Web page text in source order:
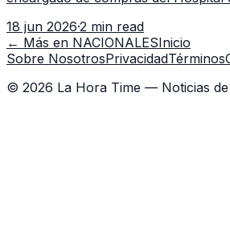
capacitación en la capital.
18 jun 2026·2 min read
← Más en NACIONALESInicio
Sobre NosotrosPrivacidadTérminos
© 2026 La Hora Time — Noticias de